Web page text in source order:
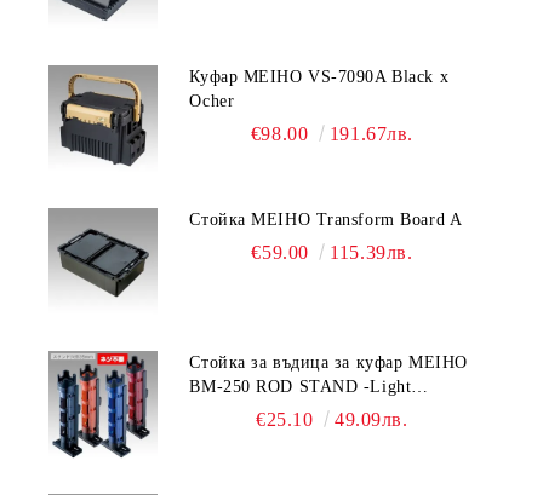
Куфар MEIHO VS-7090A Black x
Ocher
€98.00 191.67лв.
Стойка MEIHO Transform Board A
€59.00 115.39лв.
Стойка за въдица за куфар MEIHO
BM-250 ROD STAND -Light
Blue/Black color
€25.10 49.09лв.